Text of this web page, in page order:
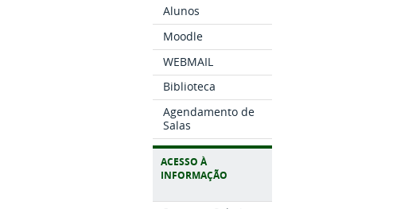
Alunos
Moodle
WEBMAIL
Biblioteca
Agendamento de
Salas
ACESSO À
INFORMAÇÃO